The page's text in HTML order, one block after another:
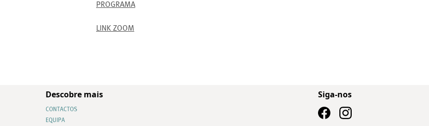
PROGRAMA
LINK ZOOM
Descobre mais
CONTACTOS
EQUIPA
Siga-nos